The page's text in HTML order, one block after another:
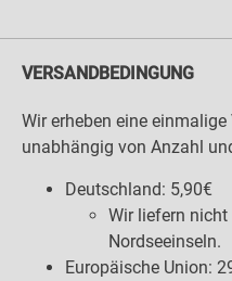
VERSANDBEDINGUNG
Wir erheben eine
unabhängig von Anzahl
Deutschland: 5,90€
Wir liefern
Nordseeinseln.
Europäische Union: